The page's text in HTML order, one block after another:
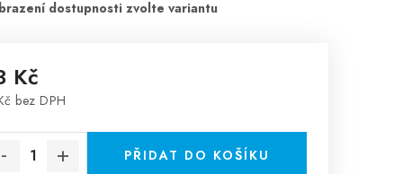
Kč
bez DPH
PŘIDAT DO KOŠÍKU